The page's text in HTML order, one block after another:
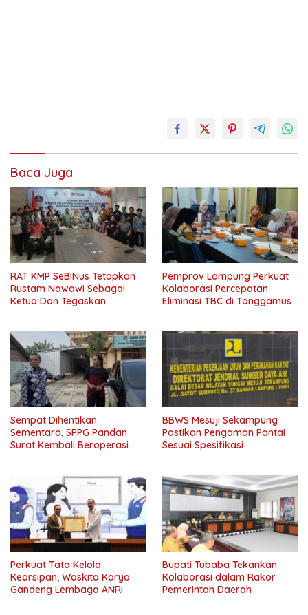
Mobil
suv
tanjung
senang
terbakar
Baca Juga
RAT KMP SeBINus Tetapkan
Rustam Nawawi Sebagai
Ketua Dan Tegaskan
Pemprov Lampung Perkuat
Kolaborasi Percepatan
Eliminasi TBC di Tanggamus
Sempat Dihentikan
Sementara, SPPG Pandan
Surat Kembali Beroperasi
BBWS Mesuji Sekampung
Pastikan Pengaman Pantai
Sesuai Spesifikasi
Perkuat Tata Kelola
Kearsipan, Waskita Karya
Gandeng Lembaga ANRI
Bupati Tubaba Tekankan
Kolaborasi dalam Rakor
Pemerintah Daerah